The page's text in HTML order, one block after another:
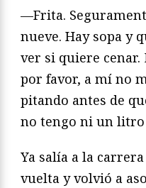
—Frita.
nueve. Hay sopa y
ver si quiere
por favor, a mí no
pitando antes de
no tengo ni un litro
Ya salía a la
vuelta y volvió a